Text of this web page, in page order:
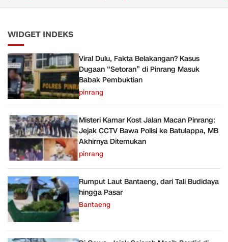
WIDGET INDEKS
Viral Dulu, Fakta Belakangan? Kasus
Dugaan “Setoran” di Pinrang Masuk
Babak Pembuktian
pinrang
Misteri Kamar Kost Jalan Macan Pinrang:
Jejak CCTV Bawa Polisi ke Batulappa, MB
Akhirnya Ditemukan
pinrang
Rumput Laut Bantaeng, dari Tali Budidaya
hingga Pasar
Bantaeng